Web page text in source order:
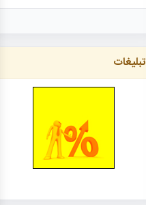
تبلیغات